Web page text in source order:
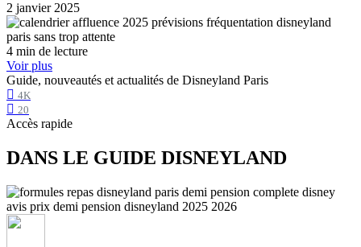
2 janvier 2025
4 min de lecture
Voir plus
Guide, nouveautés et actualités de Disneyland Paris
4K
20
Accès rapide
DANS LE GUIDE DISNEYLAND